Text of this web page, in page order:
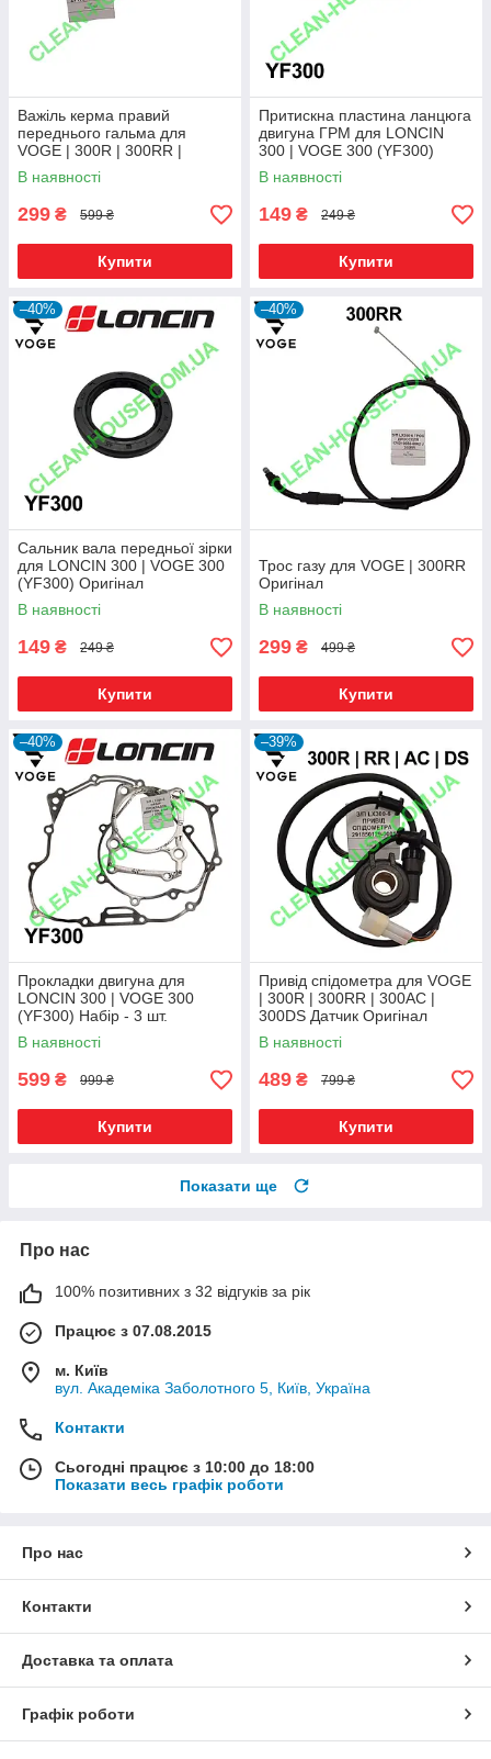
Важіль керма правий
переднього гальма для
VOGE | 300R | 300RR |
300AC | 300DS Оригінал
В наявності
299 ₴ 599 ₴
Купити
Притискна пластина ланцюга
двигуна ГРМ для LONCIN
300 | VOGE 300 (YF300)
Оригінал
В наявності
149 ₴ 249 ₴
Купити
–40%
Сальник вала передньої зірки
для LONCIN 300 | VOGE 300
(YF300) Оригінал
В наявності
149 ₴ 249 ₴
Купити
–40%
Трос газу для VOGE | 300RR
Оригінал
В наявності
299 ₴ 499 ₴
Купити
–40%
Прокладки двигуна для
LONCIN 300 | VOGE 300
(YF300) Набір - 3 шт.
Оригінал
В наявності
599 ₴ 999 ₴
Купити
–39%
Привід спідометра для VOGE
| 300R | 300RR | 300AC |
300DS Датчик Оригінал
В наявності
489 ₴ 799 ₴
Купити
Показати ще
Про нас
100% позитивних з 32 відгуків за рік
Працює з 07.08.2015
м. Київ
вул. Академіка Заболотного 5, Київ, Україна
Контакти
Сьогодні працює з 10:00 до 18:00
Показати весь графік роботи
Про нас
Контакти
Доставка та оплата
Графік роботи